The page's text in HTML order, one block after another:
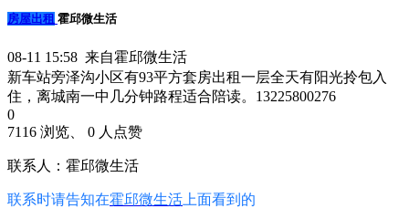
房屋出租 霍邱微生活
08-11 15:58 来自霍邱微生活
新车站旁泽沟小区有93平方套房出租一层全天有阳光拎包入
住，离城南一中几分钟路程适合陪读。13225800276
0
7116 浏览、 0 人点赞
联系人：霍邱微生活
联系时请告知在霍邱微生活 上面看到的